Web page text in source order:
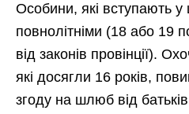
Особини, які вступають
повнолітніми (18 або 19
від законів провінції).
які досягли 16 років,
згоду на шлюб від